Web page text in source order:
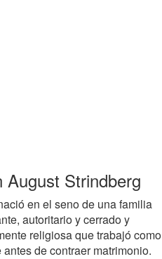
August Strindberg
en el seno de una familia
autoritario y cerrado y
religiosa que trabajó como
de contraer matrimonio.